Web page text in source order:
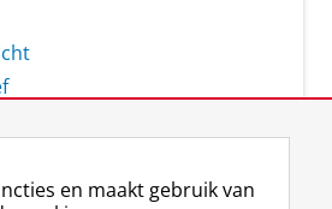
en maakt gebruik van